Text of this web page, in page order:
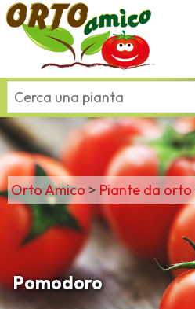
Orto Amico > Piante da orto
Pomodoro